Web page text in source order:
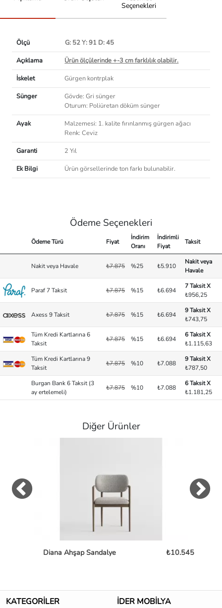
Seçenekleri
Ölçü
G: 52 Y: 91 D: 45
Açıklama
Ürün ölçülerinde +-3 cm farklılık olabilir.
İskelet
Gürgen kontrplak
Sünger
Gövde: Gri sünger
Oturum: Poliüretan döküm sünger
Ayak
Malzemesi: 1. kalite fırınlanmış gürgen ağacı
Renk: Ceviz
Garanti
2 Yıl
Ek Bilgi
Ürün görsellerinde ton farkı bulunabilir.
Ödeme Seçenekleri
Ödeme Türü Fiyat
İndirim
Oranı
İndirimli
Fiyat
Taksit
Nakit veya Havale ₺7.875 %25 ₺5.910
Nakit veya
Havale
Paraf 7 Taksit ₺7.875 %15 ₺6.694
7 Taksit X
₺956,25
Axess 9 Taksit ₺7.875 %15 ₺6.694
9 Taksit X
₺743,75
Tüm Kredi Kartlarına 6
Taksit
₺7.875 %15 ₺6.694
6 Taksit X
₺1.115,63
Tüm Kredi Kartlarına 9
Taksit
₺7.875 %10 ₺7.088
9 Taksit X
₺787,50
Burgan Bank 6 Taksit (3
ay ertelemeli)
₺7.875 %10 ₺7.088
6 Taksit X
₺1.181,25
Diğer Ürünler
Diana Ahşap Sandalye ₺10.545
KATEGORİLER İDER MOBİLYA